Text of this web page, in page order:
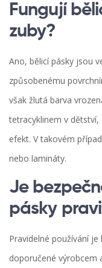
Fungují
zuby?
Ano, bělicí pásky jsou
způsobenému
však žlutá barva
tetracyklinem v
efekt. V takovém
nebo lamináty.
Je
pásky
Pravidelné používání
doporučené výrobcem